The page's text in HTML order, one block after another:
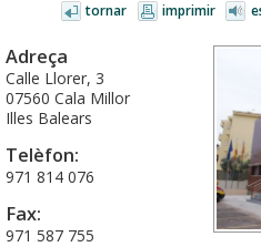
tornar imprimir
Adreça
Calle Llorer, 3
07560 Cala Millor
Illes Balears
Telèfon:
971 814 076
Fax:
971 587 755